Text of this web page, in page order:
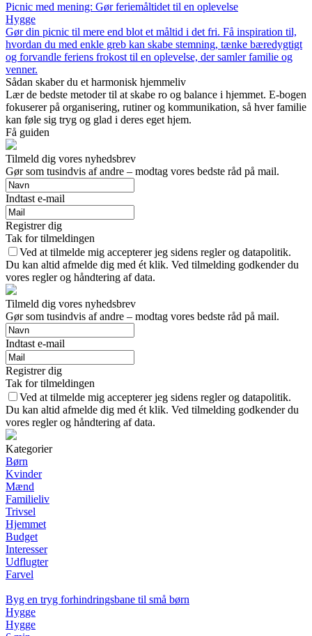
Picnic med mening: Gør feriemåltidet til en oplevelse
Hygge
Gør din picnic til mere end blot et måltid i det fri. Få inspiration til,
hvordan du med enkle greb kan skabe stemning, tænke bæredygtigt
og forvandle feriens frokost til en oplevelse, der samler familie og
venner.
Sådan skaber du et harmonisk hjemmeliv
Lær de bedste metoder til at skabe ro og balance i hjemmet. E-bogen
fokuserer på organisering, rutiner og kommunikation, så hver familie
kan føle sig tryg og glad i deres eget hjem.
Få guiden
Tilmeld dig vores nyhedsbrev
Gør som tusindvis af andre – modtag vores bedste råd på mail.
Indtast e-mail
Registrer dig
Tak for tilmeldingen
Ved at tilmelde mig accepterer jeg sidens regler og datapolitik.
Du kan altid afmelde dig med ét klik. Ved tilmelding godkender du
vores regler og håndtering af data.
Tilmeld dig vores nyhedsbrev
Gør som tusindvis af andre – modtag vores bedste råd på mail.
Indtast e-mail
Registrer dig
Tak for tilmeldingen
Ved at tilmelde mig accepterer jeg sidens regler og datapolitik.
Du kan altid afmelde dig med ét klik. Ved tilmelding godkender du
vores regler og håndtering af data.
Kategorier
Børn
Kvinder
Mænd
Familieliv
Trivsel
Hjemmet
Budget
Interesser
Udflugter
Farvel
Byg en tryg forhindringsbane til små børn
Hygge
Hygge